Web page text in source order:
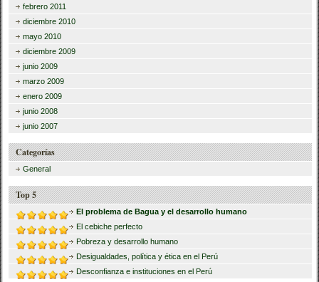
febrero 2011
diciembre 2010
mayo 2010
diciembre 2009
junio 2009
marzo 2009
enero 2009
junio 2008
junio 2007
Categorías
General
Top 5
El problema de Bagua y el desarrollo humano
El cebiche perfecto
Pobreza y desarrollo humano
Desigualdades, política y ética en el Perú
Desconfianza e instituciones en el Perú